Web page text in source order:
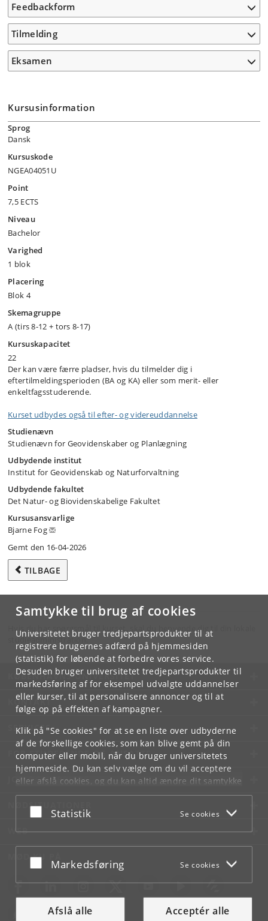
Samtykke til brug af cookies
Universitetet bruger tredjepartsprodukter til at
registrere brugernes adfærd på hjemmesiden
(statistik) for løbende at forbedre vores service.
Desuden bruger universitetet tredjepartsprodukter til
markedsføring af for eksempel udvalgte uddannelser
eller kurser, til at personalisere annoncer og til at
følge op på effekten af kampagner.
Klik på "Se cookies" for at se en liste over udbyderne
af de forskellige cookies, som kan blive gemt på din
computer eller mobil, når du bruger universitetets
hjemmeside. Du kan selv vælge om du vil acceptere
eller afslå cookies, og du kan altid ændre dit samtykke
underCookie- og privatlivspolitiksom du finder i
bunden af hver side.
Acceptér eller afslå
Statistik Se cookies
Acceptér eller afslå
Markedsføring Se cookies
Afslå alle Acceptér alle
Feedbackform
Tilmelding
Eksamen
Kursusinformation
Sprog
Dansk
Kursuskode
NGEA04051U
Point
7,5 ECTS
Niveau
Bachelor
Varighed
1 blok
Placering
Blok 4
Skemagruppe
A (tirs 8-12 + tors 8-17)
Kursuskapacitet
22
Der kan være færre pladser, hvis du tilmelder dig i
eftertilmeldingsperioden (BA og KA) eller som merit- eller
enkeltfagsstuderende.
Kurset udbydes også til efter- og videreuddannelse
Studienævn
Studienævn for Geovidenskaber og Planlægning
Udbydende institut
Institut for Geovidenskab og Naturforvaltning
Udbydende fakultet
Det Natur- og Biovidenskabelige Fakultet
Kursusansvarlige
Bjarne Fog
Gemt den 16-04-2026
TILBAGE
Hvis du har spørgsmål til kurset, skal du henvende dig til din lokale
studieadministration.
KØBENHAVNS UNIVERSITET
KONTAKT
SERVICES
FOR STUDERENDE OG ANSATTE
JOB OG KARRIERE
NØDSITUATIONER
WEB
MØD KU PÅ